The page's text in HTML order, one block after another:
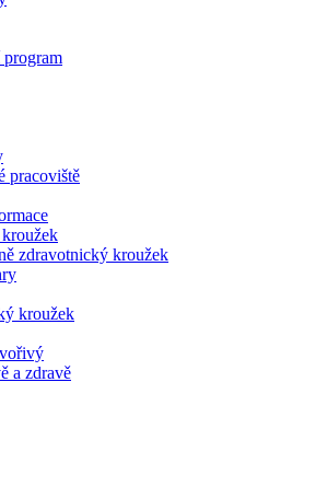
pracoviště
zdravotnický kroužek
kroužek
a zdravě